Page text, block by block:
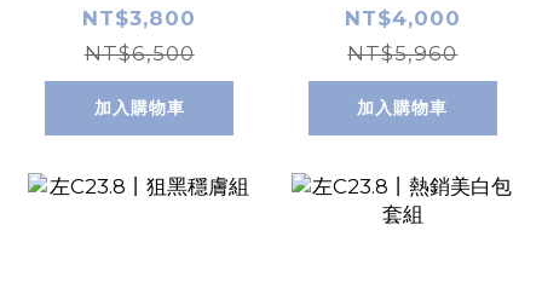
NT$3,800
NT$6,500
加入購物車
NT$4,000
NT$5,960
加入購物車